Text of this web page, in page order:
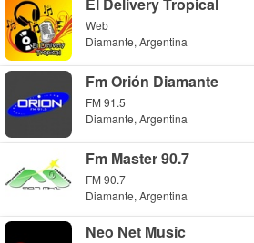
Web
Diamante, Argentina
Fm Orión Diamante
FM 91.5
Diamante, Argentina
Fm Master 90.7
FM 90.7
Diamante, Argentina
Neo Net Music